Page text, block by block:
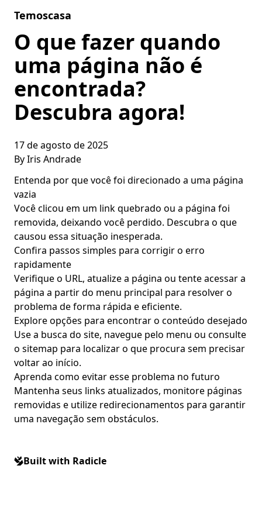
Temoscasa
O que fazer quando
uma página não é
encontrada?
Descubra agora!
17 de agosto de 2025
ByIris Andrade
Entenda por que você foi direcionado a uma página
vazia
Você clicou em um link quebrado ou a página foi
removida, deixando você perdido. Descubra o que
causou essa situação inesperada.
Confira passos simples para corrigir o erro
rapidamente
Verifique o URL, atualize a página ou tente acessar a
página a partir do menu principal para resolver o
problema de forma rápida e eficiente.
Explore opções para encontrar o conteúdo desejado
Use a busca do site, navegue pelo menu ou consulte
o sitemap para localizar o que procura sem precisar
voltar ao início.
Aprenda como evitar esse problema no futuro
Mantenha seus links atualizados, monitore páginas
removidas e utilize redirecionamentos para garantir
uma navegação sem obstáculos.
Built with Radicle